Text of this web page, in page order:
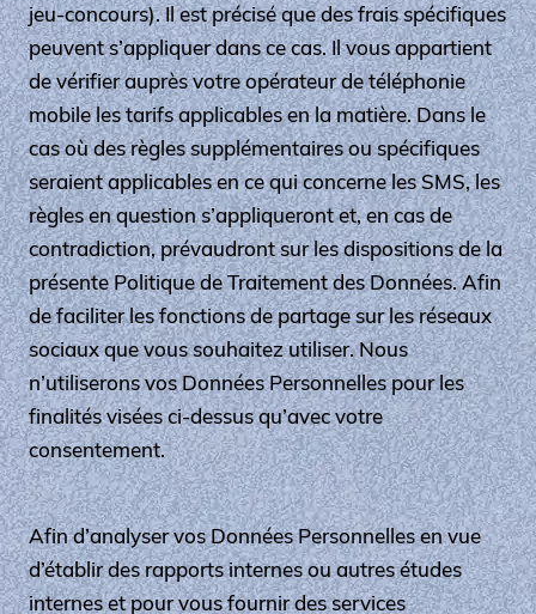
jeu-concours). Il est précisé que des frais spécifiques
peuvent s’appliquer dans ce cas. Il vous appartient
de vérifier auprès votre opérateur de téléphonie
mobile les tarifs applicables en la matière. Dans le
cas où des règles supplémentaires ou spécifiques
seraient applicables en ce qui concerne les SMS, les
règles en question s’appliqueront et, en cas de
contradiction, prévaudront sur les dispositions de la
présente Politique de Traitement des Données. Afin
de faciliter les fonctions de partage sur les réseaux
sociaux que vous souhaitez utiliser. Nous
n’utiliserons vos Données Personnelles pour les
finalités visées ci-dessus qu’avec votre
consentement.
Afin d’analyser vos Données Personnelles en vue
d’établir des rapports internes ou autres études
internes et pour vous fournir des services